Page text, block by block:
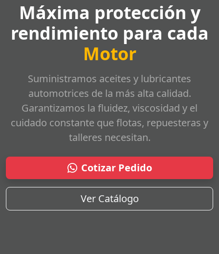
Máxima protección y
rendimiento para cada
Motor
Suministramos aceites y lubricantes
automotrices de la más alta calidad.
Garantizamos la fluidez, viscosidad y el
cuidado constante que flotas, repuesteras y
talleres necesitan.
Cotizar Pedido
Ver Catálogo